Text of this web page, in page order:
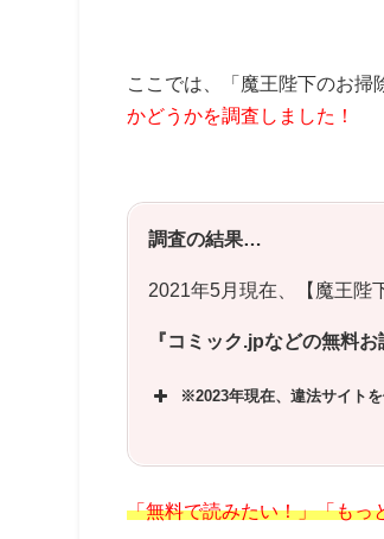
ここでは、「 魔王陛下のお掃
かどうかを調査しました！
調査の結果…
2021年5月現在、【 魔王陛
『コミック.jpなどの無料
※2023年現在、違法サイト
「無料で読みたい！」「もっ